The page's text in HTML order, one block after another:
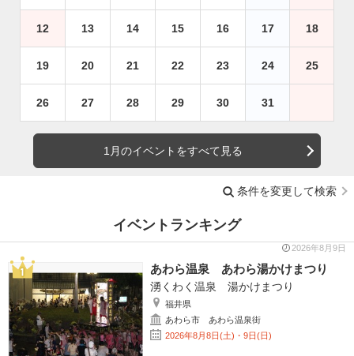
12 13 14 15 16 17 18
19 20 21 22 23 24 25
26 27 28 29 30 31
1月のイベントをすべて見る
条件を変更して検索
イベントランキング
2026年8月9日
あわら温泉 あわら湯かけまつり
湧くわく温泉 湯かけまつり
福井県
あわら市 あわら温泉街
2026年8月8日(土)・9日(日)